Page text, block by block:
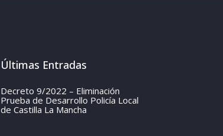
Últimas Entradas
Decreto 9/2022 – Eliminación
Prueba de Desarrollo Policía Local
de Castilla La Mancha